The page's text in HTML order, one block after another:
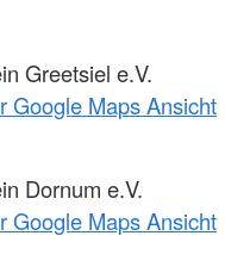
Greetsiel e.V.
Google Maps Ansicht
Dornum e.V.
Google Maps Ansicht